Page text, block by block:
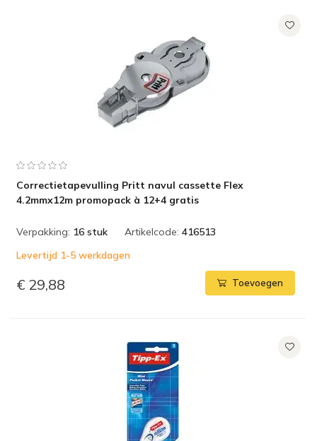
Correctietapevulling Pritt navul cassette Flex
4.2mmx12m promopack à 12+4 gratis
Verpakking: 16 stuk Artikelcode: 416513
Levertijd 1-5 werkdagen
€ 29,88 Toevoegen